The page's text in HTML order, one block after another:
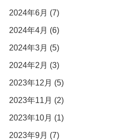
2024年6月 (7)
2024年4月 (6)
2024年3月 (5)
2024年2月 (3)
2023年12月 (5)
2023年11月 (2)
2023年10月 (1)
2023年9月 (7)